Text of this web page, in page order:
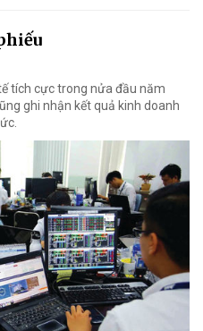
tích cực trong nửa đầu năm
ghi nhận kết quả kinh doanh